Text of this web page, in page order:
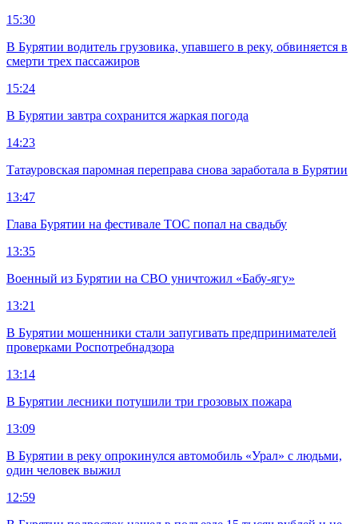
15:30
В Бурятии водитель грузовика, упавшего в реку, обвиняется в
смерти трех пассажиров
15:24
В Бурятии завтра сохранится жаркая погода
14:23
Татауровская паромная переправа снова заработала в Бурятии
13:47
Глава Бурятии на фестивале ТОС попал на свадьбу
13:35
Военный из Бурятии на СВО уничтожил «Бабу-ягу»
13:21
В Бурятии мошенники стали запугивать предпринимателей
проверками Роспотребнадзора
13:14
В Бурятии лесники потушили три грозовых пожара
13:09
В Бурятии в реку опрокинулся автомобиль «Урал» с людьми,
один человек выжил
12:59